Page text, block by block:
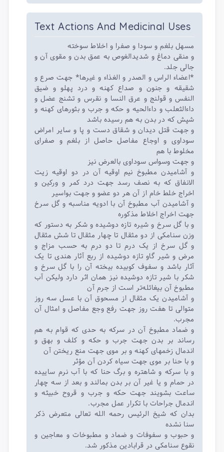
Text Actions And Medicinal Uses
مسهل بلغم و سودا و صفرا و اخلاط سوخته
و منقی دماغ و شدیدالغوص به عمق بدن و مقوی آن و
جالی جلد.
*اعضاء الراس و الصدر و الغذاء و غیرها* جهت صرع و
شقیقه و جنون و صداع کهنه و درد پهلو و ضیق
النفس و قولنج و عرق النسا و نقرس و تشنج عضل و
داءالثعلب و داءالحیه و حکه و جرب و بثورهای کهنه و
شپش که در بدن به هم رسیده باشد
و جهت قتل دیدان و شقاق دست و پا و سایر امراض
سوداوی و اوجاع مفاصل حاصل از بلغم و صفرای
مخلوط با هم
و جهت وسواس سوداوی بالعرض نیز
و آشامیدن مطبوخ نیم اوقیه آن در دو اوقیه زیت
الانفاق که به نصف رسد جهت درد کمر و ورکین و
اخراج خلط خام از آن هر دو عضو و جهت بواسیر
و آشامیدن آب مطبوخ آن با ادویه مناسبه و گل سرخ
جهت اخراج اخلاط مذکوره
و با گل سرخ و شیره تازه دوشیده و شکر به دستور که
وزن سنامکی از دو مثقال تا چهار مثقال تا شش مثقال
و گل سرخ از یک درم تا دو درم به حسب مزاج و
مرض و شیر گاو تازه دوشیده از ربع آثار هندی تا یک
آثار باشد و سفوف کوبیده بیخته آن را با گل سرخ و
شکر با شیر تازه دوشیده نیز همان اثر دارد ولیکن آب
مطبوخ آن بیغائله‌تر است از جرم آن
و آشامیدن یک مثقال از مسحوق آن با عسل سه روز
متوالی تا هفت روز جهت رفع وجع مفاصل و امثال آن
مجرب.
و ضماد مطبوخ آن در سرکه به حدی که قوام به هم
رساند بر بدن جهت جرب و حکه و کلف و بهق و
اندمال زخمهای کهنه و بر موی جهت منع ریختن آن
و با حنا بر موی جهت سیاه کردن آن مؤثر
و با سرکه و شاهتره و برگ حنا که با آب نرم ساییده
در حمام و یا غیر آن بر بدن بمالند و بعد از سه چهار
ساعت بشویند جهت حکه و جرب و قروح خبیثه و
اندمال جراحات با تکرار عمل مجرب.
بدان که شیخ الرئیس رحمه الله تعالی متعرض ذکر
سنا نشده
و حبوب و سفوفات و ضماد و مطبوخات و معاجین و
نقوع سنامکی در قرابادین مذکور شد.